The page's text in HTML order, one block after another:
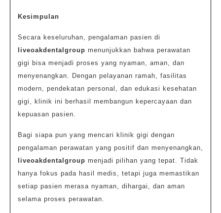
Kesimpulan
Secara keseluruhan, pengalaman pasien di
liveoakdentalgroup menunjukkan bahwa perawatan
gigi bisa menjadi proses yang nyaman, aman, dan
menyenangkan. Dengan pelayanan ramah, fasilitas
modern, pendekatan personal, dan edukasi kesehatan
gigi, klinik ini berhasil membangun kepercayaan dan
kepuasan pasien.
Bagi siapa pun yang mencari klinik gigi dengan
pengalaman perawatan yang positif dan menyenangkan,
liveoakdentalgroup menjadi pilihan yang tepat. Tidak
hanya fokus pada hasil medis, tetapi juga memastikan
setiap pasien merasa nyaman, dihargai, dan aman
selama proses perawatan.